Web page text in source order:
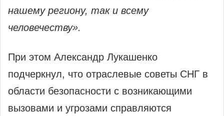
нашему региону, так и всему
человечеству».
При этом Александр Лукашенко
подчеркнул, что отраслевые советы СНГ в
области безопасности с возникающими
вызовами и угрозами справляются